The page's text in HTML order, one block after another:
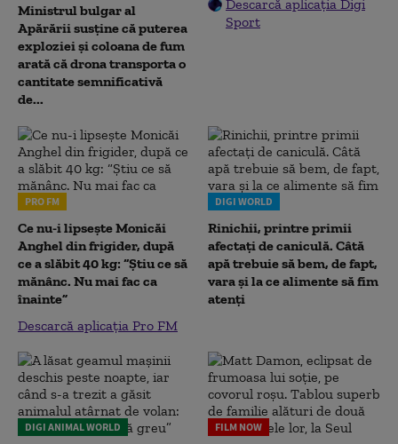
Ministrul bulgar al
Apărării susține că puterea
exploziei și coloana de fum
arată că drona transporta o
cantitate semnificativă
de...
Descarcă aplicația Digi
Sport
PRO FM
Ce nu-i lipsește Monicăi
Anghel din frigider, după
ce a slăbit 40 kg: “Știu ce să
mănânc. Nu mai fac ca
înainte”
Descarcă aplicația Pro FM
DIGI WORLD
Rinichii, printre primii
afectați de caniculă. Câtă
apă trebuie să bem, de fapt,
vara și la ce alimente să fim
atenți
DIGI ANIMAL WORLD FILM NOW